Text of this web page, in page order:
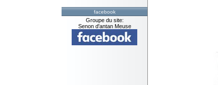
facebook
Groupe du site:
Senon d'antan Meuse